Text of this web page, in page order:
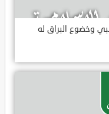
وخضوع البراق له